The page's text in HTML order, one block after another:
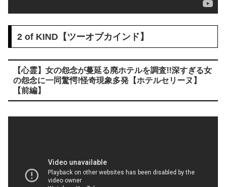
2 of KIND【ツーオブカインド】
【心霊】女の怨念が蔓延る廃ホテルを調査!!深すぎる女
の怨念に一同驚愕!怪奇現象多発【ホテルセリーヌ】
【前編】